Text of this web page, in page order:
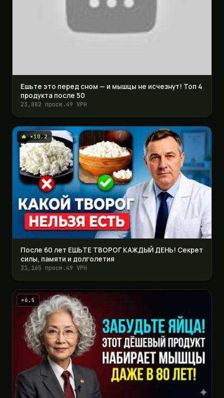
Ешьте это перед сном — и мышцы не исчезнут! Топ 4
продукта после 50
23,882 просм.49 VPH
🔥 ×10.2
После 60 лет ЕШЬТЕ ТВОРОГ КАЖДЫЙ ДЕНЬ! Секрет
силы, памяти и долголетия
31,165 просм.49 VPH
×6.5